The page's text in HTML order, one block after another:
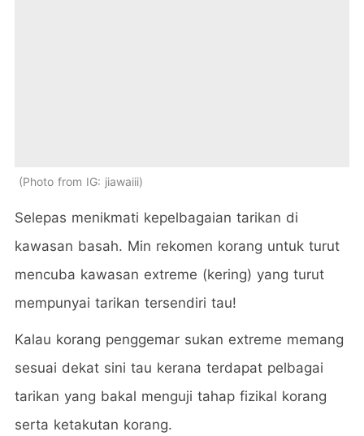
Photo from IG: jiawaiii
Selepas menikmati kepelbagaian tarikan di
kawasan basah. Min rekomen korang untuk turut
mencuba kawasan extreme (kering) yang turut
mempunyai tarikan tersendiri tau!
Kalau korang penggemar sukan extreme memang
sesuai dekat sini tau kerana terdapat pelbagai
tarikan yang bakal menguji tahap fizikal korang
serta ketakutan korang.